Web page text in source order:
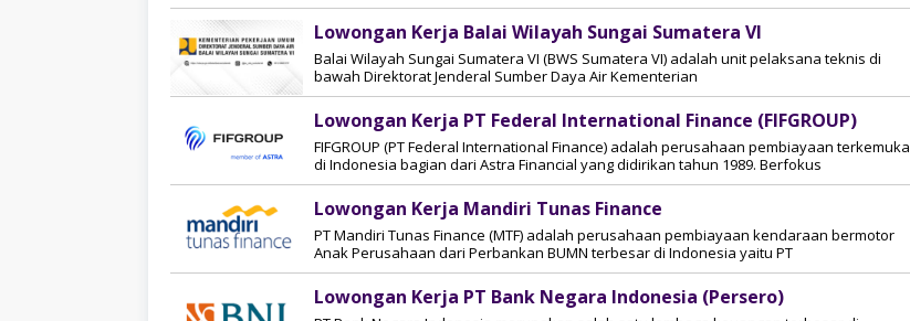
Lowongan Kerja Balai Wilayah Sungai Sumatera VI
Balai Wilayah Sungai Sumatera VI (BWS Sumatera VI) adalah unit pelaksana teknis di
bawah Direktorat Jenderal Sumber Daya Air Kementerian
Lowongan Kerja PT Federal International Finance (FIFGROUP)
FIFGROUP (PT Federal International Finance) adalah perusahaan pembiayaan terkemuka
di Indonesia bagian dari Astra Financial yang didirikan tahun 1989. Berfokus
Lowongan Kerja Mandiri Tunas Finance
PT Mandiri Tunas Finance (MTF) adalah perusahaan pembiayaan kendaraan bermotor
Anak Perusahaan dari Perbankan BUMN terbesar di Indonesia yaitu PT
Lowongan Kerja PT Bank Negara Indonesia (Persero)